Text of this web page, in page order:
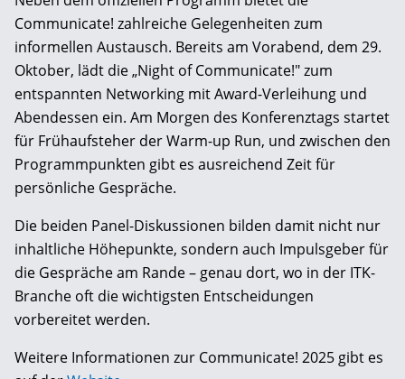
Communicate! zahlreiche Gelegenheiten zum
informellen Austausch. Bereits am Vorabend, dem 29.
Oktober, lädt die „Night of Communicate!" zum
entspannten Networking mit Award-Verleihung und
Abendessen ein. Am Morgen des Konferenztags startet
für Frühaufsteher der Warm-up Run, und zwischen den
Programmpunkten gibt es ausreichend Zeit für
persönliche Gespräche.
Die beiden Panel-Diskussionen bilden damit nicht nur
inhaltliche Höhepunkte, sondern auch Impulsgeber für
die Gespräche am Rande – genau dort, wo in der ITK-
Branche oft die wichtigsten Entscheidungen
vorbereitet werden.
Weitere Informationen zur Communicate! 2025 gibt es